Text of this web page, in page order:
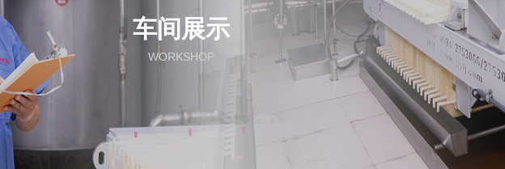
车间展示
WORKSHOP